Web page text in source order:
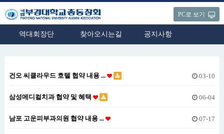
PC로 보기
역대회장단 찾아오시는길 공지사항
건오 씨클라우드 호텔 협약 내용 ... 03-10
삼성메디컬치과 협약 및 혜택 06-04
남포 고운피부과의원 협약 내용 ... 07-17